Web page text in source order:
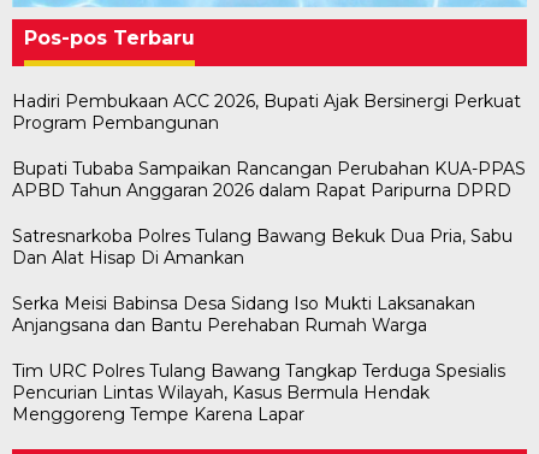
Pos-pos Terbaru
Hadiri Pembukaan ACC 2026, Bupati Ajak Bersinergi Perkuat
Program Pembangunan
Bupati Tubaba Sampaikan Rancangan Perubahan KUA-PPAS
APBD Tahun Anggaran 2026 dalam Rapat Paripurna DPRD
Satresnarkoba Polres Tulang Bawang Bekuk Dua Pria, Sabu
Dan Alat Hisap Di Amankan
Serka Meisi Babinsa Desa Sidang Iso Mukti Laksanakan
Anjangsana dan Bantu Perehaban Rumah Warga
Tim URC Polres Tulang Bawang Tangkap Terduga Spesialis
Pencurian Lintas Wilayah, Kasus Bermula Hendak
Menggoreng Tempe Karena Lapar